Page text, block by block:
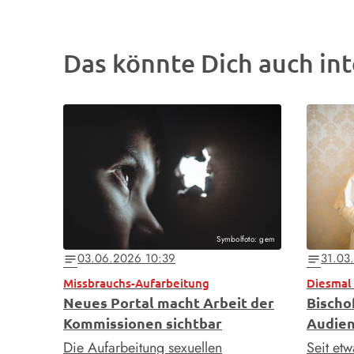
Das könnte Dich auch
Symbolfoto: gem
notes03.06.2026 10:39
Missbrauchs-Aufarbeitung
Neues Portal macht Arbeit der
Kommissionen sichtbar
Die Aufarbeitung sexuellen
notes
Seit